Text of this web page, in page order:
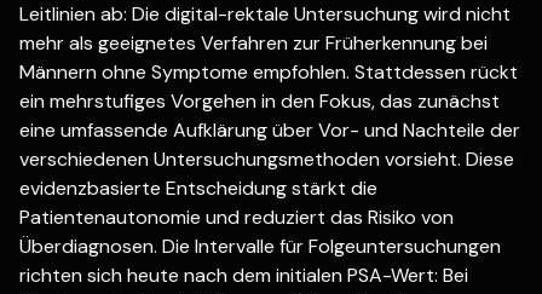
Leitlinien ab: Die digital-rektale Untersuchung wird nicht
mehr als geeignetes Verfahren zur Früherkennung bei
Männern ohne Symptome empfohlen. Stattdessen rückt
ein mehrstufiges Vorgehen in den Fokus, das zunächst
eine umfassende Aufklärung über Vor- und Nachteile der
verschiedenen Untersuchungsmethoden vorsieht. Diese
evidenzbasierte Entscheidung stärkt die
Patientenautonomie und reduziert das Risiko von
Überdiagnosen. Die Intervalle für Folgeuntersuchungen
richten sich heute nach dem initialen PSA-Wert: Bei